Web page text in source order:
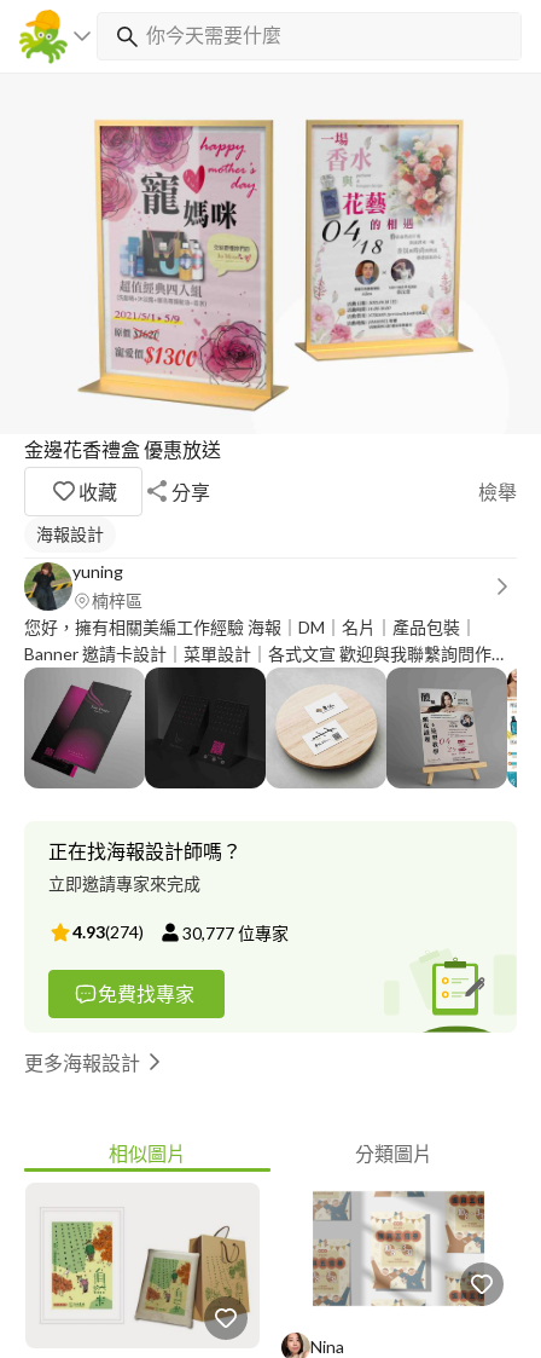
金邊花香禮盒 優惠放送
收藏
分享 檢舉
海報設計
yuning
楠梓區
您好，擁有相關美編工作經驗 海報｜DM｜名片｜產品包裝｜
Banner 邀請卡設計｜菜單設計｜各式文宣 歡迎與我聯繫詢問作品
集 報價可以另外洽談！
正在找海報設計師嗎？
立即邀請專家來完成
4.93(274) 30,777位專家
免費找專家
更多海報設計
相似圖片 分類圖片
Nina